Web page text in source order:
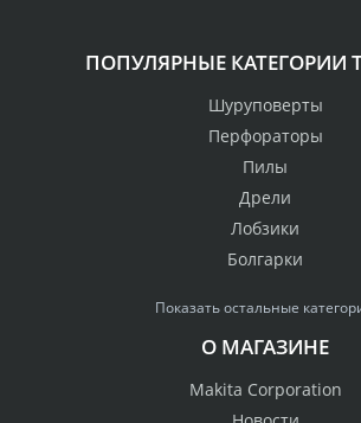
ПОПУЛЯРНЫЕ КАТЕГОРИИ
Шуруповерты
Перфораторы
Пилы
Дрели
Лобзики
Болгарки
Показать остальные
О МАГАЗИНЕ
Makita Corporation